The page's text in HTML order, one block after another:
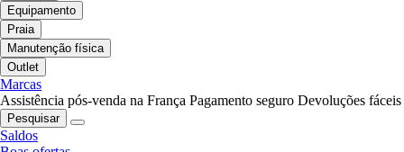
Equipamento
Praia
Manutenção física
Outlet
Marcas
Assistência pós-venda na França Pagamento seguro Devoluções fáceis
Pesquisar
Saldos